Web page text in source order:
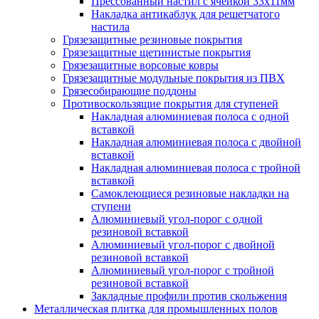
Накладка антикаблук для решетчатого
настила
Грязезащитные резиновые покрытия
Грязезащитные щетинистые покрытия
Грязезащитные ворсовые ковры
Грязезащитные модульные покрытия из ПВХ
Грязесобирающие поддоны
Противоскользящие покрытия для ступеней
Накладная алюминиевая полоса с одной
вставкой
Накладная алюминиевая полоса с двойной
вставкой
Накладная алюминиевая полоса с тройной
вставкой
Самоклеющиеся резиновые накладки на
ступени
Алюминиевый угол-порог с одной
резиновой вставкой
Алюминиевый угол-порог с двойной
резиновой вставкой
Алюминиевый угол-порог с тройной
резиновой вставкой
Закладные профили против скольжения
Металлическая плитка для промышленных полов